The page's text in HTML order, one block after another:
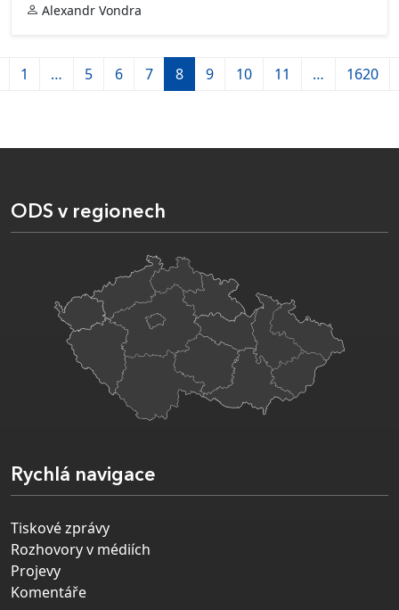
Alexandr Vondra
1 … 5 6 7 8 9 10 11 … 1620
ODS v regionech
Rychlá navigace
Tiskové zprávy
Rozhovory v médiích
Projevy
Komentáře